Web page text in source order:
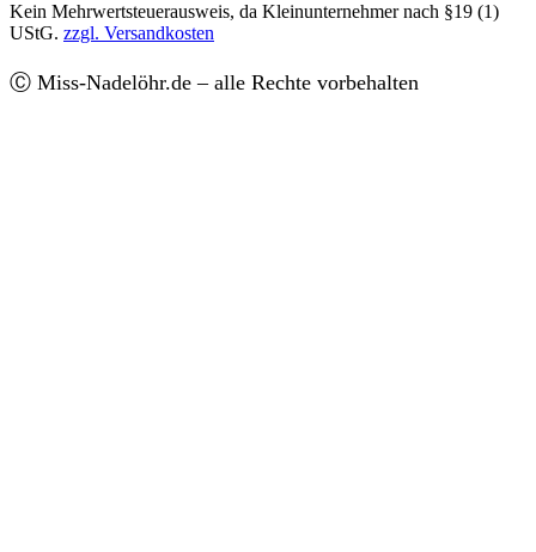
Kein Mehrwertsteuerausweis, da Kleinunternehmer nach §19 (1)
UStG. zzgl. Versandkosten
Ⓒ Miss-Nadelöhr.de – alle Rechte vorbehalten